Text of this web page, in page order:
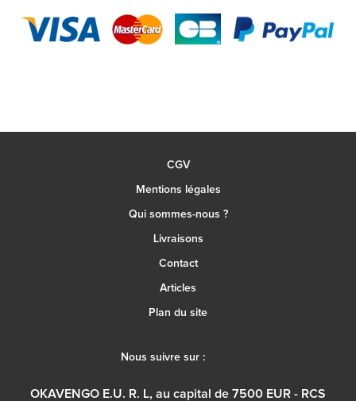
CGV
Mentions légales
Qui sommes-nous ?
Livraisons
Contact
Articles
Plan du site
Nous suivre sur :
OKAVENGO E.U. R. L, au capital de 7500 EUR - RCS